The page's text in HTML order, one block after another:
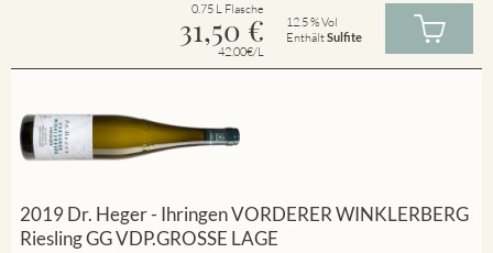
0.75 L Flasche
31,50 €
42.00€/L
12.5 % Vol
EnthältSulfite
2019 Dr. Heger - Ihringen VORDERER WINKLERBERG
Riesling GG VDP.GROSSE LAGE